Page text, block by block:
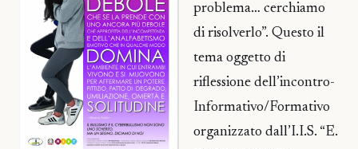
problema… cerchiamo
di risolverlo”. Questo il
tema oggetto di
riflessione dell’incontro-
Informativo/Formativo
organizzato dall’I.I.S. “E.